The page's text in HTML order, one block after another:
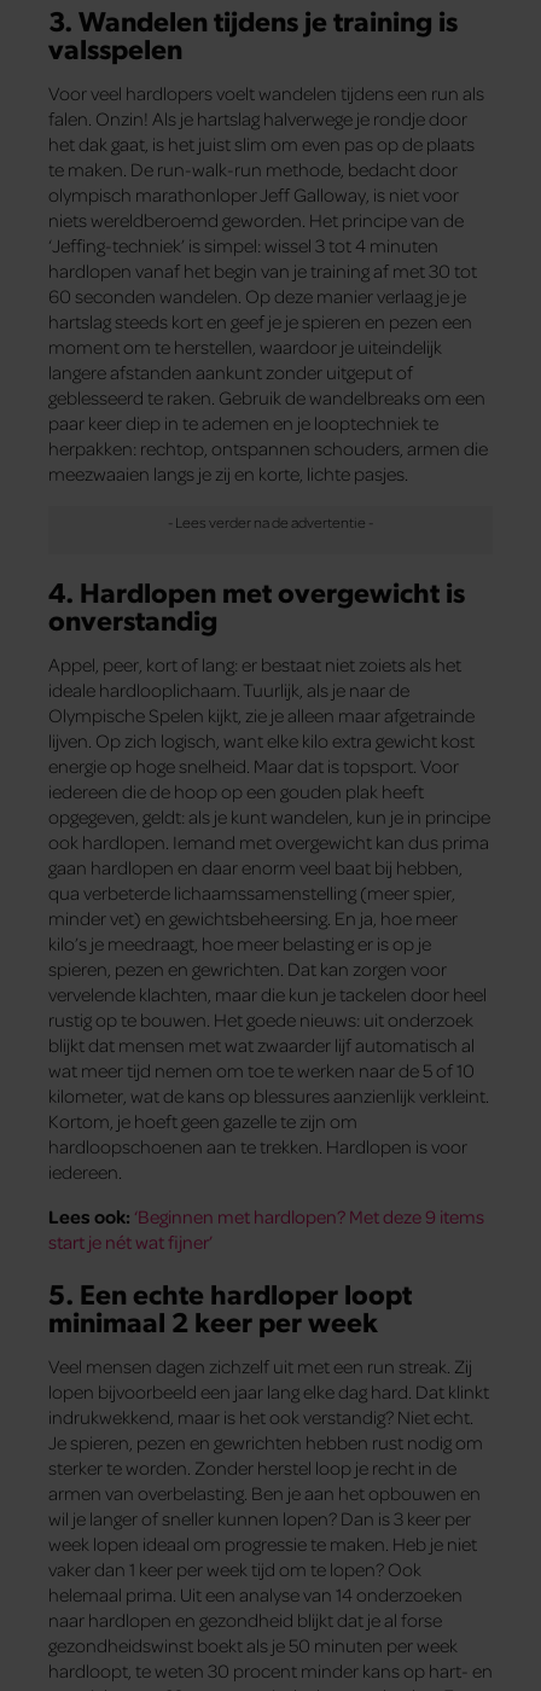
3. Wandelen tijdens je training is
valsspelen
Voor veel hardlopers voelt wandelen tijdens een run als
falen. Onzin! Als je hartslag halverwege je rondje door
het dak gaat, is het juist slim om even pas op de plaats
te maken. De run-walk-run methode, bedacht door
olympisch marathonloper Jeff Galloway, is niet voor
niets wereldberoemd geworden. Het principe van de
‘Jeffing-techniek’ is simpel: wissel 3 tot 4 minuten
hardlopen vanaf het begin van je training af met 30 tot
60 seconden wandelen. Op deze manier verlaag je je
hartslag steeds kort en geef je je spieren en pezen een
moment om te herstellen, waardoor je uiteindelijk
langere afstanden aankunt zonder uitgeput of
geblesseerd te raken. Gebruik de wandelbreaks om een
paar keer diep in te ademen en je looptechniek te
herpakken: rechtop, ontspannen schouders, armen die
meezwaaien langs je zij en korte, lichte pasjes.
4. Hardlopen met overgewicht is
onverstandig
Appel, peer, kort of lang: er bestaat niet zoiets als het
ideale hardlooplichaam. Tuurlijk, als je naar de
Olympische Spelen kijkt, zie je alleen maar afgetrainde
lijven. Op zich logisch, want elke kilo extra gewicht kost
energie op hoge snelheid. Maar dat is topsport. Voor
iedereen die de hoop op een gouden plak heeft
opgegeven, geldt: als je kunt wandelen, kun je in principe
ook hardlopen. Iemand met overgewicht kan dus prima
gaan hardlopen en daar enorm veel baat bij hebben,
qua verbeterde lichaamssamenstelling (meer spier,
minder vet) en gewichtsbeheersing. En ja, hoe meer
kilo’s je meedraagt, hoe meer belasting er is op je
spieren, pezen en gewrichten. Dat kan zorgen voor
vervelende klachten, maar die kun je tackelen door heel
rustig op te bouwen. Het goede nieuws: uit onderzoek
blijkt dat mensen met wat zwaarder lijf automatisch al
wat meer tijd nemen om toe te werken naar de 5 of 10
kilometer, wat de kans op blessures aanzienlijk verkleint.
Kortom, je hoeft geen gazelle te zijn om
hardloopschoenen aan te trekken. Hardlopen is voor
iedereen.
Lees ook: ‘Beginnen met hardlopen? Met deze 9 items
start je nét wat fijner’
5. Een echte hardloper loopt
minimaal 2 keer per week
Veel mensen dagen zichzelf uit met een run streak. Zij
lopen bijvoorbeeld een jaar lang elke dag hard. Dat klinkt
indrukwekkend, maar is het ook verstandig? Niet echt.
Je spieren, pezen en gewrichten hebben rust nodig om
sterker te worden. Zonder herstel loop je recht in de
armen van overbelasting. Ben je aan het opbouwen en
wil je langer of sneller kunnen lopen? Dan is 3 keer per
week lopen ideaal om progressie te maken. Heb je niet
vaker dan 1 keer per week tijd om te lopen? Ook
helemaal prima. Uit een analyse van 14 onderzoeken
naar hardlopen en gezondheid blijkt dat je al forse
gezondheidswinst boekt als je 50 minuten per week
hardloopt, te weten 30 procent minder kans op hart- en